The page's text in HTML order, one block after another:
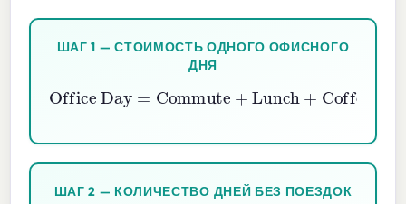
ШАГ 1 — СТОИМОСТЬ ОДНОГО ОФИСНОГО
ДНЯ
Office Day =Commute+ Lunch+ Coffee
ШАГ 2 — КОЛИЧЕСТВО ДНЕЙ БЕЗ ПОЕЗДОК